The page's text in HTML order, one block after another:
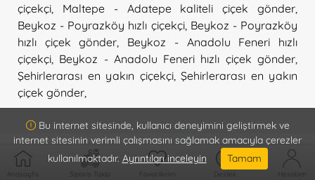
çiçekçi
Maltepe - Adatepe kaliteli çiçek gönder
Beykoz - Poyrazköy hızlı çiçekçi, Beykoz - Poyrazköy
hızlı çiçek gönder
Beykoz - Anadolu Feneri hızlı
çiçekçi Beykoz - Anadolu Feneri hızlı çiçek gönder
Şehirlerarası en yakın çiçekçi, Şehirlerarası en yakın
çiçek gönder
Anasayfa Sipariş Takip Favorilerim Destek Hesabım
Bu internet sitesinde, kullanıcı deneyimini geliştirmek ve
internet sitesinin verimli çalışmasını sağlamak amacıyla çerezler
kullanılmaktadır. Ayrıntıları inceleyin Tamam